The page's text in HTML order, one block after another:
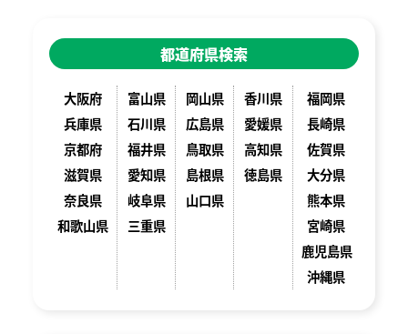
都道府県検索
大阪府
兵庫県
京都府
滋賀県
奈良県
和歌山県
富山県
石川県
福井県
愛知県
岐阜県
三重県
岡山県
広島県
鳥取県
島根県
山口県
香川県
愛媛県
高知県
徳島県
福岡県
長崎県
佐賀県
大分県
熊本県
宮崎県
鹿児島県
沖縄県